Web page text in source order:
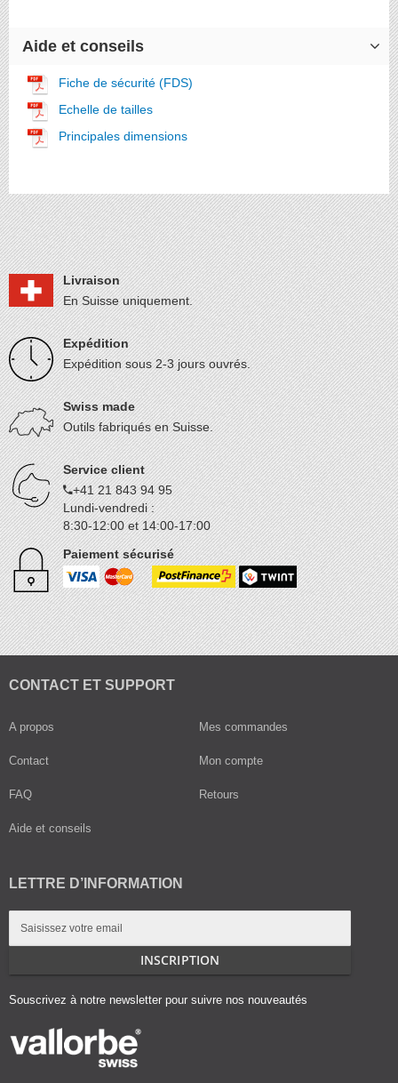
Aide et conseils
Fiche de sécurité (FDS)
Echelle de tailles
Principales dimensions
Livraison
En Suisse uniquement.
Expédition
Expédition sous 2-3 jours ouvrés.
Swiss made
Outils fabriqués en Suisse.
Service client
+41 21 843 94 95
Lundi-vendredi :
8:30-12:00 et 14:00-17:00
Paiement sécurisé
CONTACT ET SUPPORT
A propos
Contact
FAQ
Aide et conseils
Mes commandes
Mon compte
Retours
LETTRE D’INFORMATION
lettre
:
INSCRIPTION
Souscrivez à notre newsletter pour suivre nos nouveautés